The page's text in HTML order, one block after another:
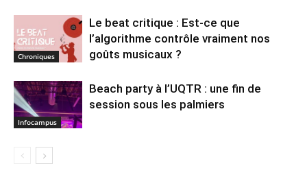
Chroniques
Le beat critique : Est-ce que
l’algorithme contrôle vraiment nos
goûts musicaux ?
Infocampus
Beach party à l’UQTR : une fin de
session sous les palmiers